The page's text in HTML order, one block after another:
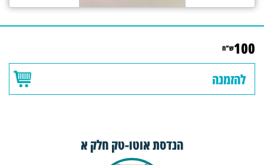
ש"ח100
להזמנה
הנדסת אוטו-טק חלק א